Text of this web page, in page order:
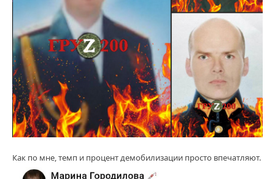
Как по мне, темп и процент демобилизации просто впечатляют.